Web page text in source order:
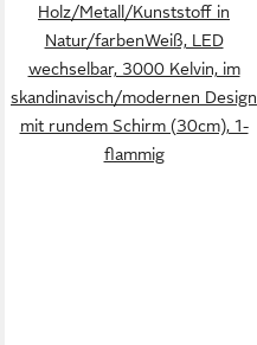
Holz/Metall/Kunststoff in
Natur/farbenWeiß, LED
wechselbar, 3000 Kelvin, im
skandinavisch/modernen Design
mit rundem Schirm (30cm), 1-
flammig